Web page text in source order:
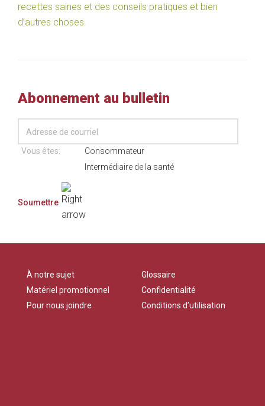
recettes saines et des conseils pratiques et bien
d’autres choses.
Abonnement au bulletin
Vous êtes:
Consommateur
Intermédiaire de la santé
À notre sujet
Matériel promotionnel
Pour nous joindre
Glossaire
Confidentialité
Conditions d’utilisation